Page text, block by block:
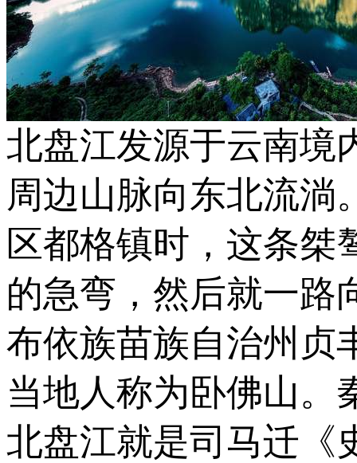
北盘江发源于云南境
周边山脉向东北流淌
区都格镇时，这条桀
的急弯，然后就一路
布依族苗族自治州贞
当地人称为卧佛山。
北盘江就是司马迁《